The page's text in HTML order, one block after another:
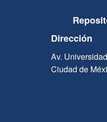
Dirección
Av.
Ciudad de